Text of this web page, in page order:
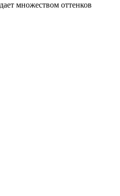
множеством оттенков